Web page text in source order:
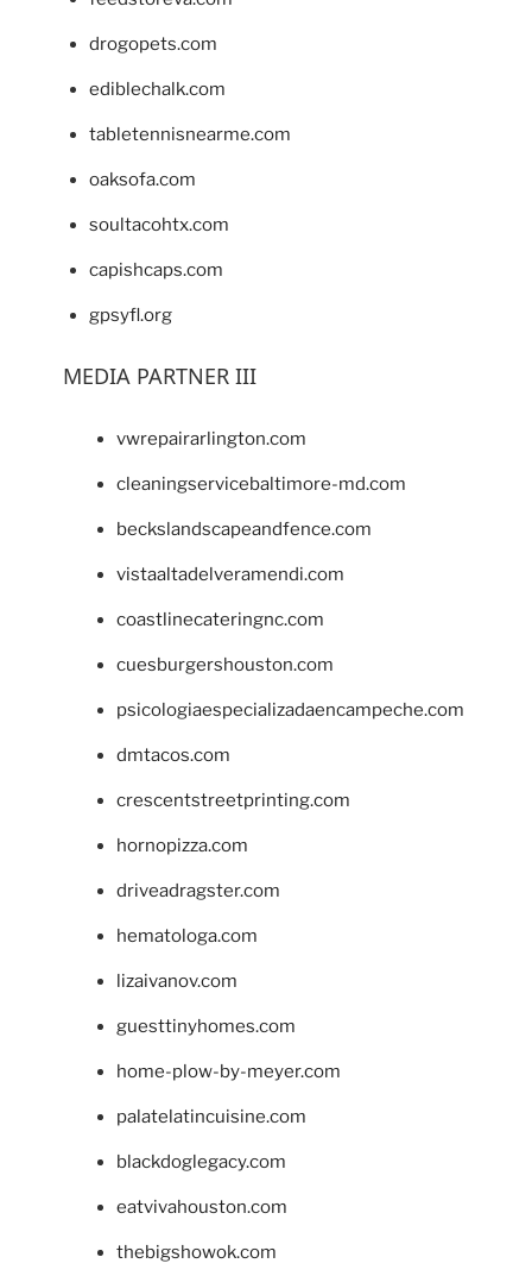
drogopets.com
ediblechalk.com
tabletennisnearme.com
oaksofa.com
soultacohtx.com
capishcaps.com
gpsyfl.org
MEDIA PARTNER III
vwrepairarlington.com
cleaningservicebaltimore-md.com
beckslandscapeandfence.com
vistaaltadelveramendi.com
coastlinecateringnc.com
cuesburgershouston.com
psicologiaespecializadaencampeche.com
dmtacos.com
crescentstreetprinting.com
hornopizza.com
driveadragster.com
hematologa.com
lizaivanov.com
guesttinyhomes.com
home-plow-by-meyer.com
palatelatincuisine.com
blackdoglegacy.com
eatvivahouston.com
thebigshowok.com